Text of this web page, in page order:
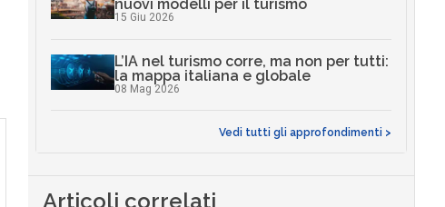
nuovi modelli per il turismo
15 Giu 2026
L’IA nel turismo corre, ma non per tutti:
la mappa italiana e globale
08 Mag 2026
Vedi tutti gli approfondimenti >
Articoli correlati